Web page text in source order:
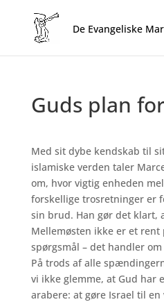
Guds plan
Med sit dybe kendskab til
islamiske verden taler
om, hvor vigtig enheden
forskellige trosretninger er
sin brud. Han gør det klart,
Mellemøsten ikke er et
spørgsmål – det handler
På trods af alle
vi ikke glemme, at Gud har
arabere: at gøre Israel til